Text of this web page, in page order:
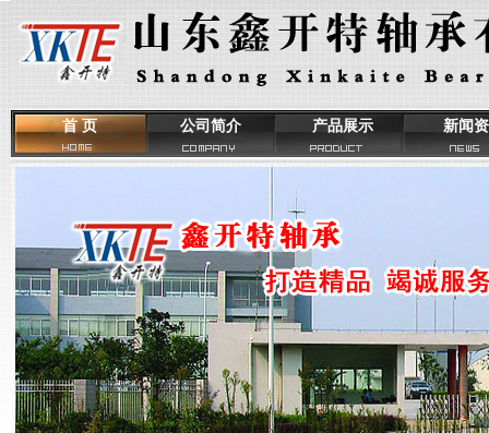
首 页 公司简介 产品展示 新闻